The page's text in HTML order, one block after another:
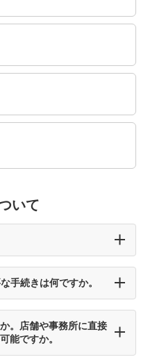
いて
手続きは何ですか。
。店舗や事務所に直接
能ですか。